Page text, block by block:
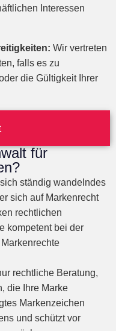
Interessen
Wir vertreten
falls es zu
die Gültigkeit Ihrer
für
ständig wandelndes
sich auf Markenrecht
rechtlichen
kompetent bei der
rechtliche Beratung,
die Ihre Marke
Markenzeichen
und schützt vor